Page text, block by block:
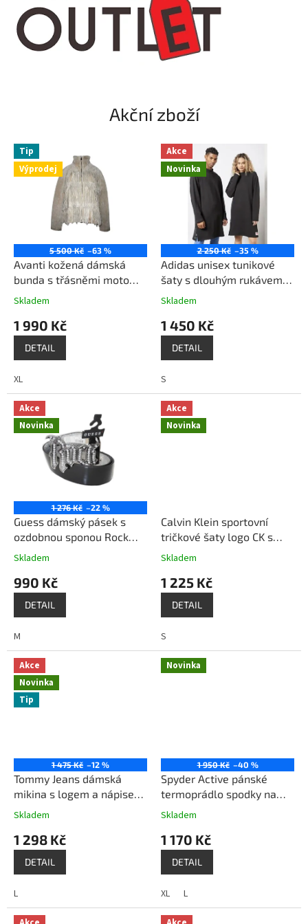
z
-
k
y
c
z
Akční zboží
Tip
Výprodej
5 500 Kč –63 %
Avanti kožená dámská
bunda s třásněmi moto
styl AV62003S béžová
Skladem
1 990 Kč
DETAIL
XL
Akce
Novinka
2 250 Kč –35 %
Adidas unisex tunikové
šaty s dlouhým rukávem
HI6012 černé
Skladem
1 450 Kč
DETAIL
S
Akce
Novinka
1 276 Kč –22 %
Guess dámský pásek s
ozdobnou sponou Rock
černý
Skladem
990 Kč
DETAIL
M
Akce
Novinka
Calvin Klein sportovní
tričkové šaty logo CK s
kamínky neon zelené
Skladem
1 225 Kč
DETAIL
S
Akce
Novinka
Tip
1 475 Kč –12 %
Tommy Jeans dámská
mikina s logem a nápisem
J92H6ZCF bílá
Skladem
1 298 Kč
DETAIL
L
Novinka
1 950 Kč –40 %
Spyder Active pánské
termoprádlo spodky na
sport šedé
Skladem
1 170 Kč
DETAIL
XL L